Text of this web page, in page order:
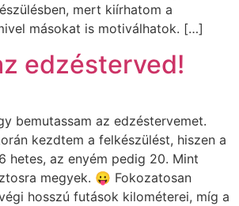
mert kiírhatom a
másokat is motiválhatok. […]
edzésterved!
bemutassam az edzéstervemet.
kezdtem a felkészülést, hiszen a
hetes, az enyém pedig 20. Mint
megyek. 😛 Fokozatosan
hosszú futások kilométerei, míg a